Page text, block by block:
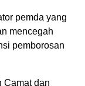
pemda yang
mencegah
pemborosan
Camat dan